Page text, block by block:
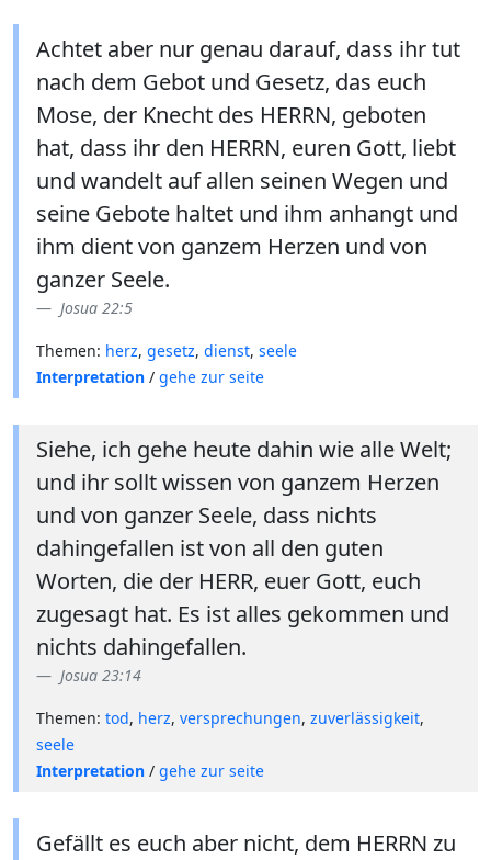
Achtet aber nur genau darauf, dass ihr tut
nach dem Gebot und Gesetz, das euch
Mose, der Knecht des HERRN, geboten
hat, dass ihr den HERRN, euren Gott, liebt
und wandelt auf allen seinen Wegen und
seine Gebote haltet und ihm anhangt und
ihm dient von ganzem Herzen und von
ganzer Seele.
Josua 22:5
Themen: herz, gesetz, dienst, seele
Interpretation / gehe zur seite
Siehe, ich gehe heute dahin wie alle Welt;
und ihr sollt wissen von ganzem Herzen
und von ganzer Seele, dass nichts
dahingefallen ist von all den guten
Worten, die der HERR, euer Gott, euch
zugesagt hat. Es ist alles gekommen und
nichts dahingefallen.
Josua 23:14
Themen: tod, herz, versprechungen, zuverlässigkeit,
seele
Interpretation / gehe zur seite
Gefällt es euch aber nicht, dem HERRN zu